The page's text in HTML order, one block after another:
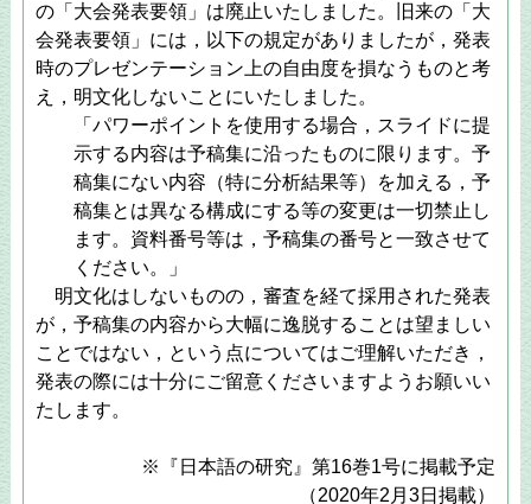
の「大会発表要領」は廃止いたしました。旧来の「大
会発表要領」には，以下の規定がありましたが，発表
時のプレゼンテーション上の自由度を損なうものと考
え，明文化しないことにいたしました。
「パワーポイントを使用する場合，スライドに提
示する内容は予稿集に沿ったものに限ります。予
稿集にない内容（特に分析結果等）を加える，予
稿集とは異なる構成にする等の変更は一切禁止し
ます。資料番号等は，予稿集の番号と一致させて
ください。」
明文化はしないものの，審査を経て採用された発表
が，予稿集の内容から大幅に逸脱することは望ましい
ことではない，という点についてはご理解いただき，
発表の際には十分にご留意くださいますようお願いい
たします。
※『日本語の研究』第16巻1号に掲載予定
（2020年2月3日掲載）